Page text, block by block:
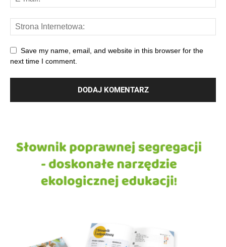
Save my name, email, and website in this browser for the
next time I comment.